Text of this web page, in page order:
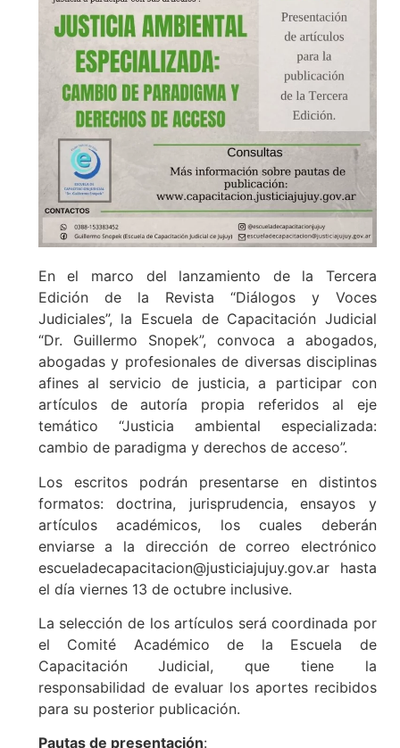
En el marco del lanzamiento de la Tercera
Edición de la Revista “Diálogos y Voces
Judiciales”, la Escuela de Capacitación Judicial
“Dr. Guillermo Snopek”, convoca a abogados,
abogadas y profesionales de diversas disciplinas
afines al servicio de justicia, a participar con
artículos de autoría propia referidos al eje
temático “Justicia ambiental especializada:
cambio de paradigma y derechos de acceso”.
Los escritos podrán presentarse en distintos
formatos: doctrina, jurisprudencia, ensayos y
artículos académicos, los cuales deberán
enviarse a la dirección de correo electrónico
escueladecapacitacion@justiciajujuy.gov.ar hasta
el día viernes 13 de octubre inclusive.
La selección de los artículos será coordinada por
el Comité Académico de la Escuela de
Capacitación Judicial, que tiene la
responsabilidad de evaluar los aportes recibidos
para su posterior publicación.
Pautas de presentación: